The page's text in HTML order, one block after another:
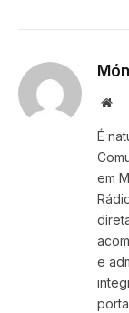
É
em
e